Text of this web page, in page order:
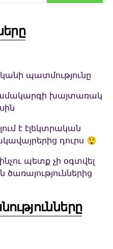
պատմությունը
խայտառակ
է էլեկտրական
դուրս 😲
պետք չի օգտվել
ծառայություններից